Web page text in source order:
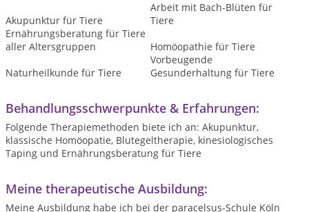
Akupunktur für Tiere
Arbeit mit Bach-Blüten für
Tiere
Ernährungsberatung für Tiere
aller Altersgruppen
Homöopathie für Tiere
Naturheilkunde für Tiere
Vorbeugende
Gesunderhaltung für Tiere
Behandlungsschwerpunkte & Erfahrungen:
Folgende Therapiemethoden biete ich an: Akupunktur,
klassische Homöopatie, Blutegeltherapie, kinesiologisches
Taping und Ernährungsberatung für Tiere
Meine therapeutische Ausbildung:
Meine Ausbildung habe ich bei der paracelsus-Schule Köln